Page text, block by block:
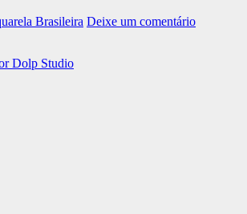
Brasileira Deixe um comentário
Dolp Studio